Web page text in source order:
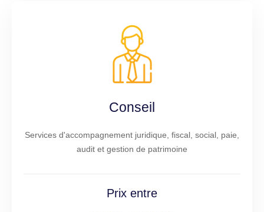
Conseil
Services d'accompagnement juridique, fiscal, social, paie,
audit et gestion de patrimoine
Prix entre